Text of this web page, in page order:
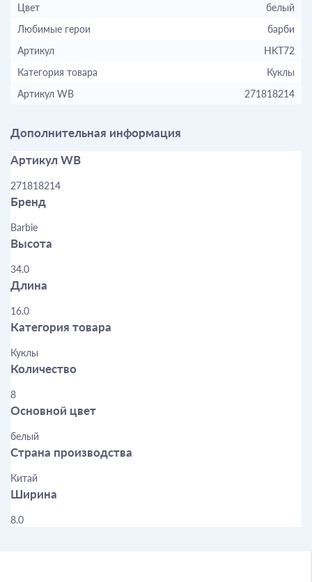
Цвет
белый
Любимые герои
барби
Артикул
HKT72
Категория товара
Куклы
Артикул WB
271818214
Дополнительная информация
Артикул WB
271818214
Бренд
Barbie
Высота
34.0
Длина
16.0
Категория товара
Куклы
Количество
8
Основной цвет
белый
Страна производства
Китай
Ширина
8.0